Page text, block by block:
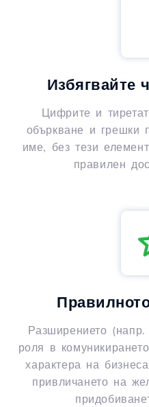
Избягвайте
Цифрите и
объркване и грешки
име, без тези
правилен
Разширението
роля в
характера на
привличането на